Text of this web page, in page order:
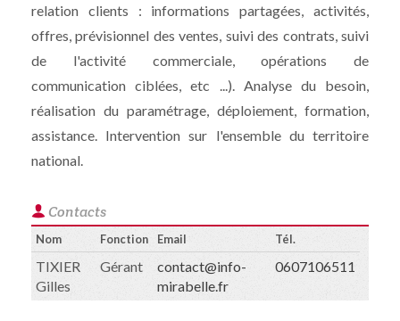
relation clients : informations partagées, activités,
offres, prévisionnel des ventes, suivi des contrats, suivi
de l'activité commerciale, opérations de
communication ciblées, etc ...). Analyse du besoin,
réalisation du paramétrage, déploiement, formation,
assistance. Intervention sur l'ensemble du territoire
national.
Contacts
Nom Fonction Email Tél.
TIXIER
Gilles
Gérant
contact@info-
mirabelle.fr
0607106511